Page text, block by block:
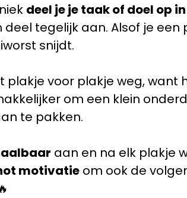
deel je je taak of doel op in
deel tegelijk aan. Alsof je een
snijdt.
plakje voor plakje weg, want
om een klein
te pakken.
aan en na elk plakje
motivatie om ook de